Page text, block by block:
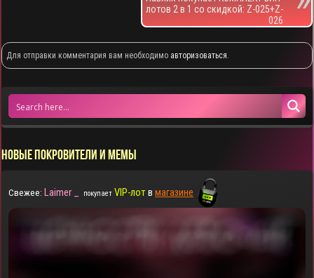
лотов 2 в 1 со скидкой: Z-025+Z-
026
Для отправки комментария вам необходимо авторизоваться.
НОВЫЕ ПОКРОВИТЕЛИ И МЕМЫ
Свежее: Laimer _ покупает VIP-лотвмагазине